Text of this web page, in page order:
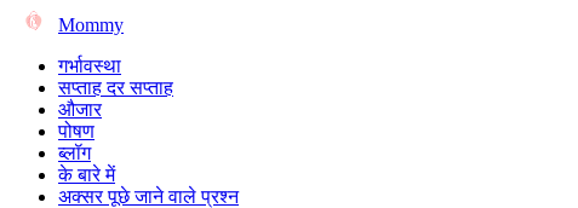
Mommy
गर्भावस्था
सप्ताह दर सप्ताह
औजार
पोषण
ब्लॉग
के बारे में
अक्सर पूछे जाने वाले प्रश्न